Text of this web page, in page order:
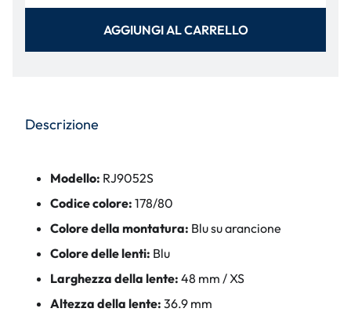
AGGIUNGI AL CARRELLO
Descrizione
Modello: RJ9052S
Codice colore: 178/80
Colore della montatura: Blu su arancione
Colore delle lenti: Blu
Larghezza della lente: 48 mm / XS
Altezza della lente: 36.9 mm